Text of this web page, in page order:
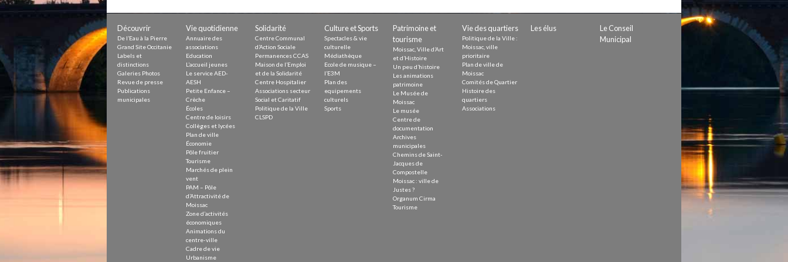
Écoles
Centre de loisirs
Collèges et lycées
Le service AED-AESH
Pôle fruitier
Tourisme
Marchés de plein vent
PAM – Pôle d’Attractivité de Moissac
Zones d’activités économiques
Animations du centre-ville
Annuaire des commerces
Démarchage
Urbanisme
Environnement développement durable
Déchets
Eau
Prévention des risques
Crues
Demande de subvention
Demande d’autorisation de tournage
Appels à projets
Découvrir
De l’Eau à la Pierre
Grand Site Occitanie
Labels et
distinctions
Galeries Photos
Revue de presse
Publications
municipales
Vie quotidienne
Annuaire des
associations
Education
L’accueil jeunes
Le service AED-
AESH
Petite Enfance –
Crèche
Écoles
Centre de loisirs
Collèges et lycées
Plan de ville
Économie
Pôle fruitier
Tourisme
Marchés de plein
vent
PAM – Pôle
d’Attractivité de
Moissac
Zone d’activités
économiques
Animations du
centre-ville
Cadre de vie
Urbanisme
Solidarité
Centre Communal
d’Action Sociale
Permanences CCAS
Maison de l’Emploi
et de la Solidarité
Centre Hospitalier
Associations secteur
Social et Caritatif
Politique de la Ville
CLSPD
Culture et Sports
Spectacles & vie
culturelle
Médiathèque
Ecole de musique –
l’E3M
Plan des
equipements
culturels
Sports
Patrimoine et
tourisme
Moissac, Ville d’Art
et d’Histoire
Un peu d’histoire
Les animations
patrimoine
Le Musée de
Moissac
Le musée
Centre de
documentation
Archives
municipales
Chemins de Saint-
Jacques de
Compostelle
Moissac : ville de
Justes ?
Organum Cirma
Tourisme
Vie des quartiers
Politique de la Ville :
Moissac, ville
prioritaire
Plan de ville de
Moissac
Comités de Quartier
Histoire des
quartiers
Associations
Les élus
Le Conseil
Municipal